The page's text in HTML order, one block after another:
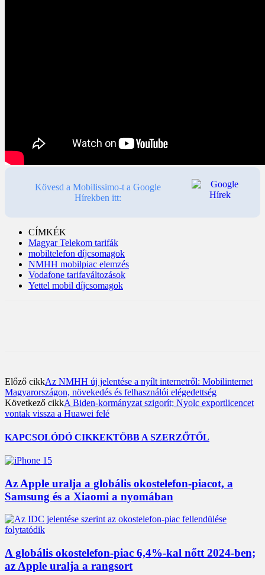
Kövesd a Mobilissimo-t a Google
Hírekben itt:
CÍMKÉK
Magyar Telekom tarifák
mobiltelefon díjcsomagok
NMHH mobilpiac elemzés
Vodafone tarifaváltozások
Yettel mobil díjcsomagok
Előző cikkAz NMHH új jelentése a nyílt internetről: Mobilinternet
Magyarországon, növekedés és felhasználói elégedettség
Következő cikkA Biden-kormányzat szigorít; Nyolc exportlicencet
vontak vissza a Huawei felé
KAPCSOLÓDÓ CIKKEKTÖBB A SZERZŐTŐL
Az Apple uralja a globális okostelefon-piacot, a
Samsung és a Xiaomi a nyomában
A globális okostelefon-piac 6,4%-kal nőtt 2024-ben;
az Apple uralja a rangsort